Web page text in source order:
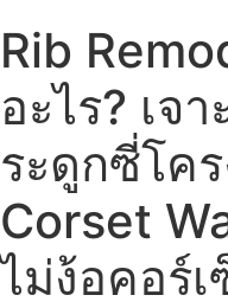
Rib
อะไร? เจ
ระดูกซี่โค
Corset
ไม่ง้อคอร์เ